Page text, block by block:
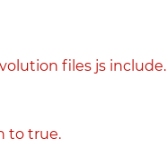
files js include.
to true.